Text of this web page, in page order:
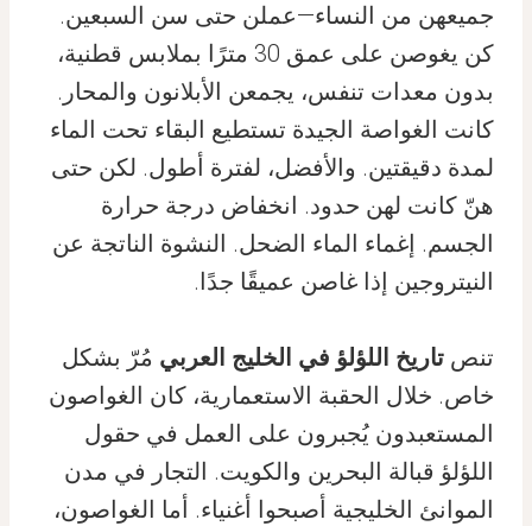
جميعهن من النساء—عملن حتى سن السبعين.
كن يغوصن على عمق 30 مترًا بملابس قطنية،
بدون معدات تنفس، يجمعن الأبلانون والمحار.
كانت الغواصة الجيدة تستطيع البقاء تحت الماء
لمدة دقيقتين. والأفضل، لفترة أطول. لكن حتى
هنّ كانت لهن حدود. انخفاض درجة حرارة
الجسم. إغماء الماء الضحل. النشوة الناتجة عن
النيتروجين إذا غاصن عميقًا جدًا.
تنص تاريخ اللؤلؤ في الخليج العربي مُرّ بشكل
خاص. خلال الحقبة الاستعمارية، كان الغواصون
المستعبدون يُجبرون على العمل في حقول
اللؤلؤ قبالة البحرين والكويت. التجار في مدن
الموانئ الخليجية أصبحوا أغنياء. أما الغواصون،